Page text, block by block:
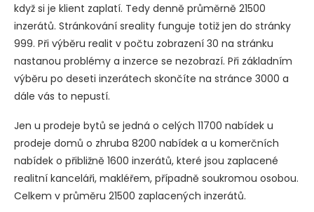
když si je klient zaplatí. Tedy denně průměrně 21500
inzerátů. Stránkování sreality funguje totiž jen do stránky
999. Při výběru realit v počtu zobrazení 30 na stránku
nastanou problémy a inzerce se nezobrazí. Při základním
výběru po deseti inzerátech skončíte na stránce 3000 a
dále vás to nepustí.
Jen u prodeje bytů se jedná o celých 11700 nabídek u
prodeje domů o zhruba 8200 nabídek a u komerčních
nabídek o přibližně 1600 inzerátů, které jsou zaplacené
realitní kanceláři, makléřem, případně soukromou osobou.
Celkem v průměru 21500 zaplacených inzerátů.